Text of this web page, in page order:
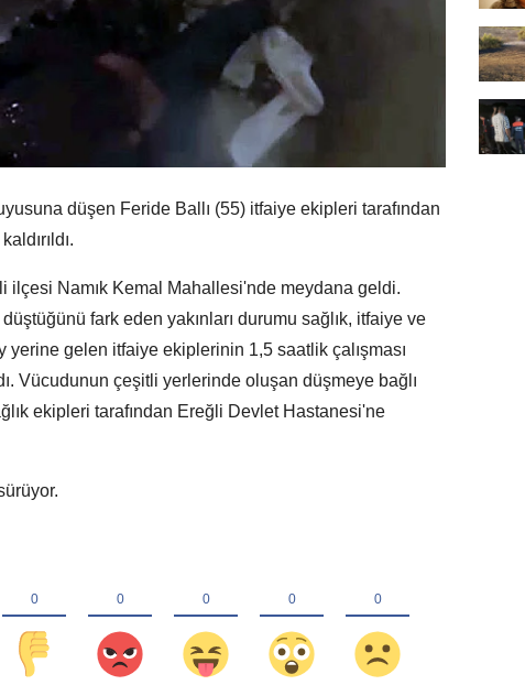
düşen Feride Ballı (55) itfaiye ekipleri tarafından
ilçesi Namık Kemal Mahallesi'nde meydana geldi.
fark eden yakınları durumu sağlık, itfaiye ve
gelen itfaiye ekiplerinin 1,5 saatlik çalışması
Vücudunun çeşitli yerlerinde oluşan düşmeye bağlı
ekipleri tarafından Ereğli Devlet Hastanesi'ne